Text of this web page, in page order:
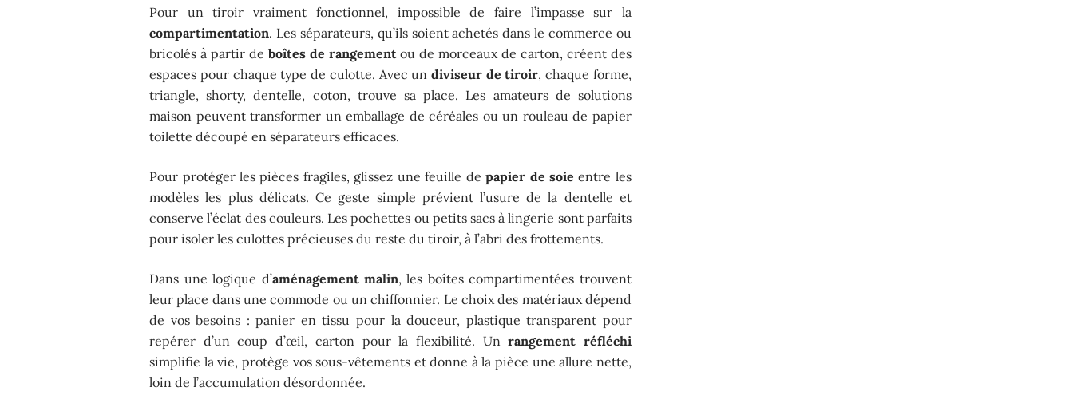
Pour un tiroir vraiment fonctionnel, impossible de faire l’impasse sur la
compartimentation. Les séparateurs, qu’ils soient achetés dans le commerce ou
bricolés à partir de boîtes de rangementou de morceaux de carton, créent des
espaces pour chaque type de culotte. Avec un diviseur de tiroir, chaque forme,
triangle, shorty, dentelle, coton, trouve sa place. Les amateurs de solutions
maison peuvent transformer un emballage de céréales ou un rouleau de papier
toilette découpé en séparateurs efficaces.
Pour protéger les pièces fragiles, glissez une feuille depapier de soie entre les
modèles les plus délicats. Ce geste simple prévient l’usure de la dentelle et
conserve l’éclat des couleurs. Les pochettes ou petits sacs à lingerie sont parfaits
pour isoler les culottes précieuses du reste du tiroir, à l’abri des frottements.
Dans une logique d’aménagement malin, les boîtes compartimentées trouvent
leur place dans une commode ou un chiffonnier. Le choix des matériaux dépend
de vos besoins : panier en tissu pour la douceur, plastique transparent pour
repérer d’un coup d’œil, carton pour la flexibilité. Unrangement réfléchi
simplifie la vie, protège vos sous-vêtements et donne à la pièce une allure nette,
loin de l’accumulation désordonnée.